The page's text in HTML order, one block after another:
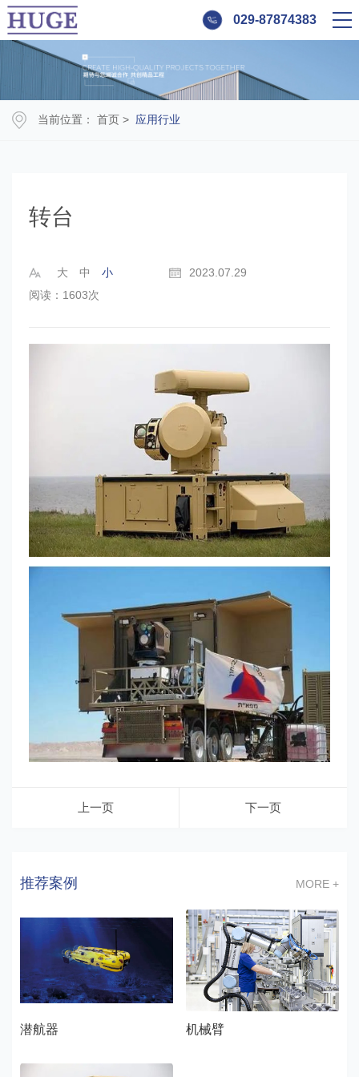
029-87874383
当前位置： 首页 > 应用行业
转台
大 中 小
2023.07.29
阅读：1603次
上一页 下一页
推荐案例 MORE +
潜航器 机械臂